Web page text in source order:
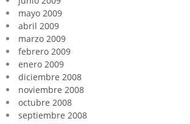
mayo 2009
abril 2009
marzo 2009
febrero 2009
enero 2009
diciembre 2008
noviembre 2008
octubre 2008
septiembre 2008